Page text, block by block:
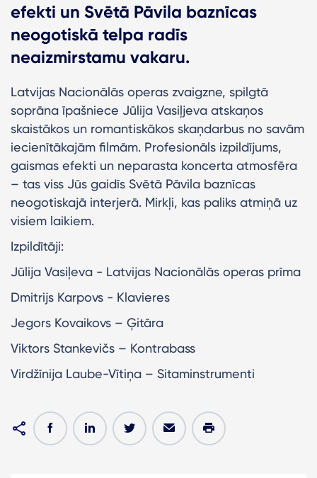
efekti un Svētā Pāvila baznīcas
neogotiskā telpa radīs
neaizmirstamu vakaru.
Latvijas Nacionālās operas zvaigzne, spilgtā
soprāna īpašniece Jūlija Vasiļjeva atskaņos
skaistākos un romantiskākos skaņdarbus no savām
iecienītākajām filmām. Profesionāls izpildījums,
gaismas efekti un neparasta koncerta atmosfēra
– tas viss Jūs gaidīs Svētā Pāvila baznīcas
neogotiskajā interjerā. Mirkļi, kas paliks atmiņā uz
visiem laikiem.
Izpildītāji:
Jūlija Vasiļeva - Latvijas Nacionālās operas prīma
Dmitrijs Karpovs - Klavieres
Jegors Kovaikovs – Ģitāra
Viktors Stankevičs – Kontrabass
Virdžīnija Laube-Vītiņa – Sitaminstrumenti